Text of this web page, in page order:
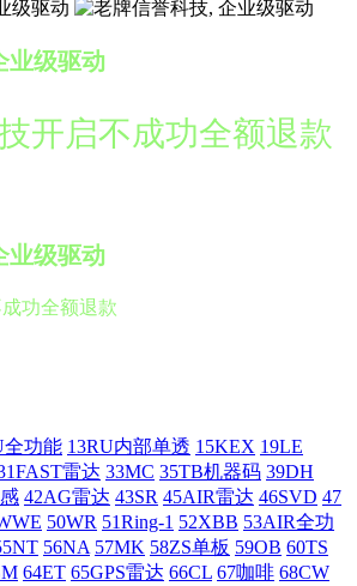
业级驱动
开启不成功全额退款
业级驱动
功全额退款
全功能 13RU内部单透 15KEX 19LE
雷达 33MC 35TB机器码 39DH
42AG雷达 43SR 45AIR雷达 46SVD 47
50WR 51Ring-1 52XBB 53AIR全功
56NA 57MK 58ZS单板 59OB 60TS
64ET 65GPS雷达 66CL 67咖啡 68CW